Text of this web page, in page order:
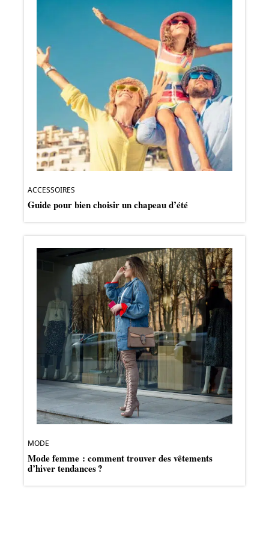
ACCESSOIRES
Guide pour bien choisir un chapeau d’été
MODE
Mode femme : comment trouver des vêtements
d’hiver tendances ?